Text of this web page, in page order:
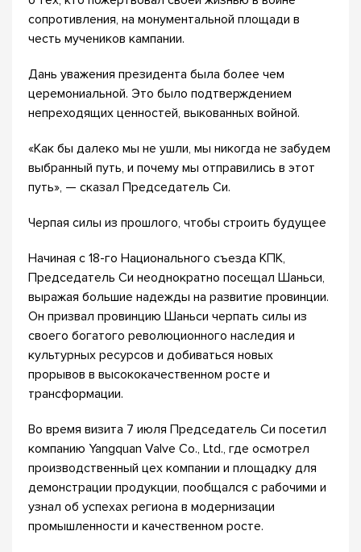
сопротивления, на монументальной площади в
честь мучеников кампании.
Дань уважения президента была более чем
церемониальной. Это было подтверждением
непреходящих ценностей, выкованных войной.
«Как бы далеко мы не ушли, мы никогда не забудем
выбранный путь, и почему мы отправились в этот
путь», — сказал Председатель Си.
Черпая силы из прошлого, чтобы строить будущее
Начиная с 18-го Национального съезда КПК,
Председатель Си неоднократно посещал Шаньси,
выражая большие надежды на развитие провинции.
Он призвал провинцию Шаньси черпать силы из
своего богатого революционного наследия и
культурных ресурсов и добиваться новых
прорывов в высококачественном росте и
трансформации.
Во время визита 7 июля Председатель Си посетил
компанию Yangquan Valve Co., Ltd., где осмотрел
производственный цех компании и площадку для
демонстрации продукции, пообщался с рабочими и
узнал об успехах региона в модернизации
промышленности и качественном росте.